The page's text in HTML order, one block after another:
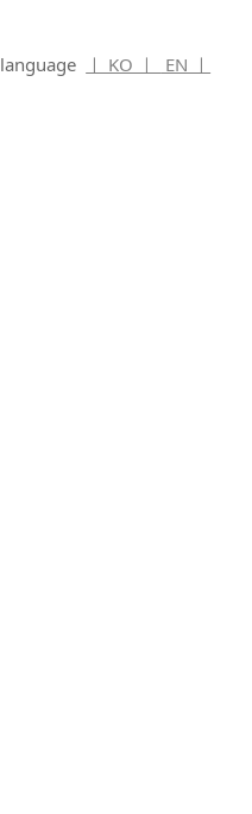
language ㅣ KO ㅣ EN ㅣ